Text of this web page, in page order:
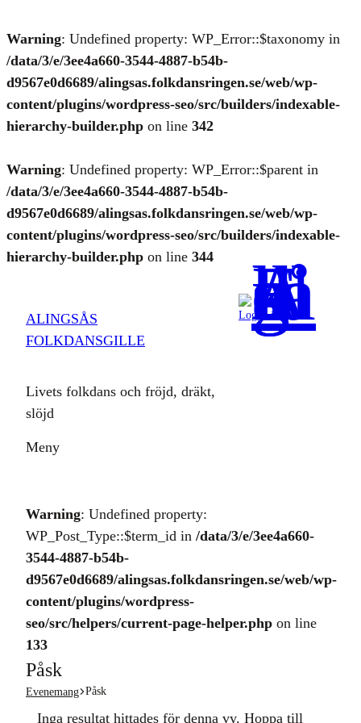
Warning: Undefined property: WP_Error::$taxonomy in
/data/3/e/3ee4a660-3544-4887-b54b-
d9567e0d6689/alingsas.folkdansringen.se/web/wp-
content/plugins/wordpress-seo/src/builders/indexable-
hierarchy-builder.php on line 342
Warning: Undefined property: WP_Error::$parent in
/data/3/e/3ee4a660-3544-4887-b54b-
d9567e0d6689/alingsas.folkdansringen.se/web/wp-
content/plugins/wordpress-seo/src/builders/indexable-
hierarchy-builder.php on line 344
ALINGSÅS
FOLKDANSGILLE
Livets folkdans och fröjd, dräkt,
slöjd
Meny
Logga in
Warning: Undefined property:
WP_Post_Type::$term_id in /data/3/e/3ee4a660-
3544-4887-b54b-
d9567e0d6689/alingsas.folkdansringen.se/web/wp-
content/plugins/wordpress-
seo/src/helpers/current-page-helper.php on line
133
Påsk
Evenemang Påsk
Evenemang
Inga resultat hittades för denna vy. Hoppa till